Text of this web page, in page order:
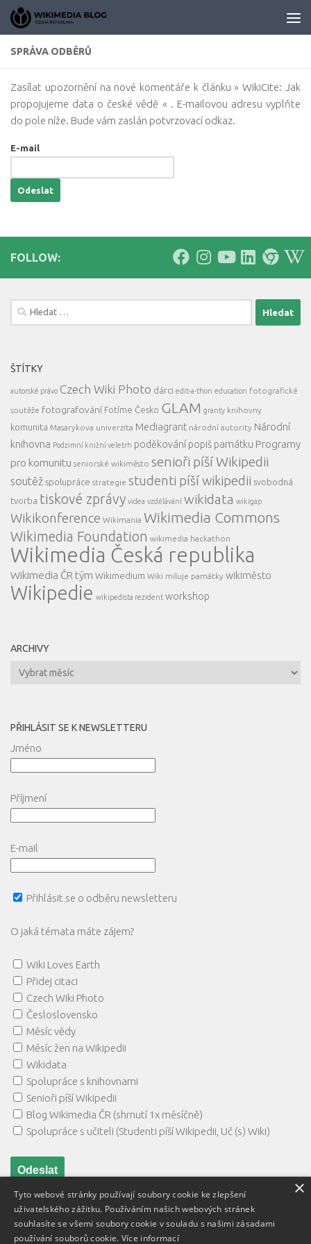
Skip to content
SPRÁVA ODBĚRŮ
Zasílat upozornění na nové komentáře k článku » WikiCite: Jak
propojujeme data o české vědě « . E-mailovou adresu vyplňte
do pole níže. Bude vám zaslán potvrzovací odkaz.
E-mail
FOLLOW:
Vyhledávání
ŠTÍTKY
autorské právo Czech Wiki Photo dárci edit-a-thon education fotografické
soutěže fotografování Fotíme Česko GLAM granty knihovny
komunita Masarykova univerzita Mediagrant národní autority Národní
knihovna Podzimní knižní veletrh poděkování popiš památku Programy
pro komunitu seniorské wikiměsto senioři píší Wikipedii
soutěž spolupráce strategie studenti píší wikipedii svobodná
tvorba tiskové zprávy videa vzdělávání wikidata wikigap
Wikikonference Wikimania Wikimedia Commons
Wikimedia Foundation wikimedia hackathon
Wikimedia Česká republika
Wikimedia ČR tým Wikimedium Wiki miluje památky wikiměsto
Wikipedie wikipedista rezident workshop
ARCHIVY
Archivy
PŘIHLÁSIT SE K NEWSLETTERU
Jméno
Příjmení
E-mail
Přihlásit se o odběru newsletteru
O jaká témata máte zájem?
Wiki Loves Earth
Přidej citaci
Czech Wiki Photo
Česloslovensko
Měsíc vědy
Měsíc žen na Wikipedii
Wikidata
Spolupráce s knihovnami
Senioři píší Wikipedii
Blog Wikimedia ČR (shrnutí 1x měsíčně)
Spolupráce s učiteli (Studenti píší Wikipedii, Uč (s) Wiki)
×
Tyto webové stránky používají soubory cookie ke zlepšení
uživatelského zážitku. Používáním našich webových stránek
souhlasíte se všemi soubory cookie v souladu s našimi zásadami
používání souborů cookie. Více informací